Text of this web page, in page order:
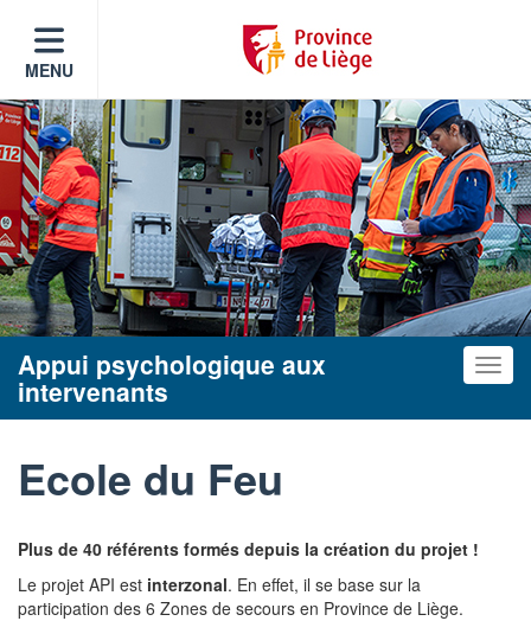
MENU
Appui psychologique aux
intervenants
Ecole du Feu
Plus de 40 référents formés depuis la création du projet !
Le projet API est interzonal. En effet, il se base sur la
participation des 6 Zones de secours en Province de Liège.